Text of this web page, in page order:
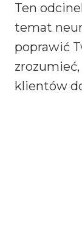
Ten
temat
poprawić
klientów